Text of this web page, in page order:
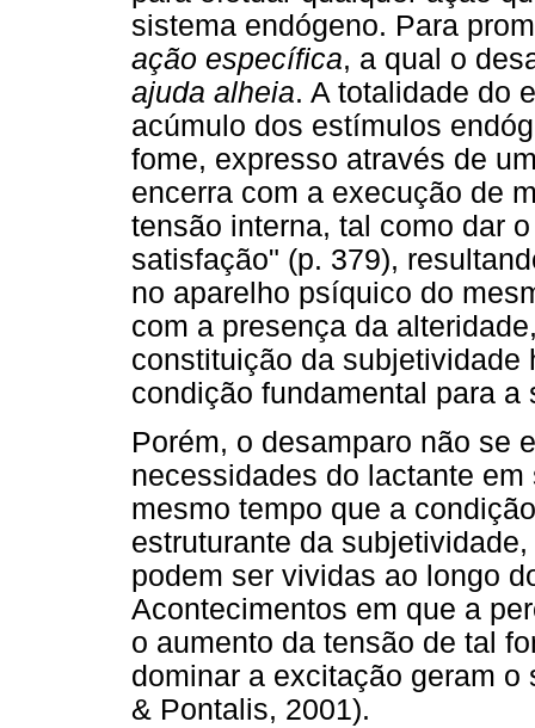
sistema endógeno. Para
ação específica, a qual o
ajuda alheia. A totalidade do
acúmulo dos estímulos
fome, expresso através de
encerra com a execução de
tensão interna, tal como dar
satisfação" (p. 379),
no aparelho psíquico do
com a presença da
constituição da subjetividade
condição fundamental para a
Porém, o desamparo não se
necessidades do lactante
mesmo tempo que a
estruturante da
podem ser vividas ao longo
Acontecimentos em que a
o aumento da tensão de tal
dominar a excitação geram
& Pontalis, 2001).